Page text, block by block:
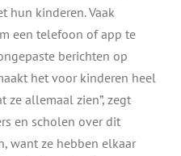
hun kinderen. Vaak
een telefoon of app te
berichten op
het voor kinderen heel
ze allemaal zien”, zegt
en scholen over dit
want ze hebben elkaar